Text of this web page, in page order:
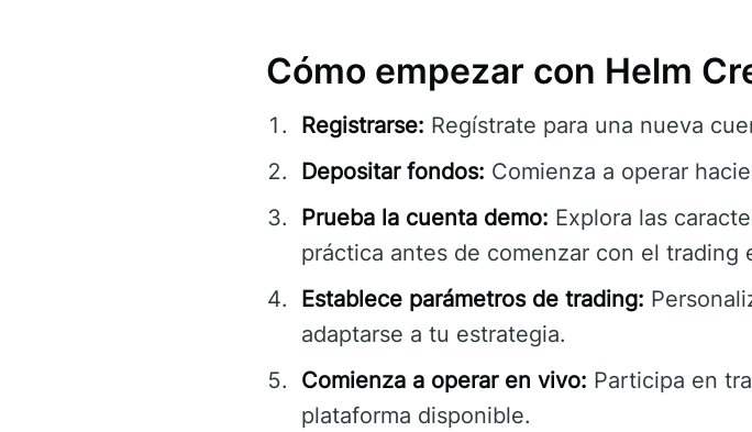
Cómo empezar con Helm
Registrarse: Regístrate para una nueva
Depositar fondos: Comienza a operar
Prueba la cuenta demo: Explora las
práctica antes de comenzar con el trading
Establece parámetros de trading:
adaptarse a tu estrategia.
Comienza a operar en vivo: Participa en
plataforma disponible.